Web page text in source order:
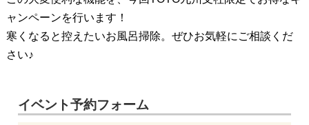
ャンペーンを行います！
寒くなると控えたいお風呂掃除。ぜひお気軽にご相談くだ
さい♪
イベント予約フォーム